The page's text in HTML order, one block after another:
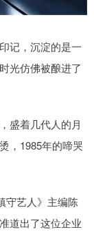
记，沉淀的是一
光仿佛被酿进了
盛着几代人的月
，1985年的啼哭
守艺人》主编陈
道出了这位企业